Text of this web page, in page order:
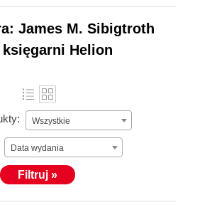
James M. Sibigtroth
Helion
Wszystkie
Data wydania
Filtruj »